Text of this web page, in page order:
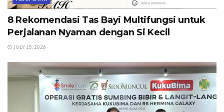
8 Rekomendasi Tas Bayi Multifungsi untuk
Perjalanan Nyaman dengan Si Kecil
JULY 15, 2026